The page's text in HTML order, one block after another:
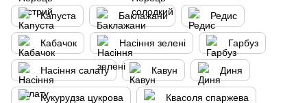
Капуста Баклажани Редис
Кабачок Насіння зелені Гарбуз
Насіння салату Кавун Диня
Кукурудза цукрова Квасоля спаржева